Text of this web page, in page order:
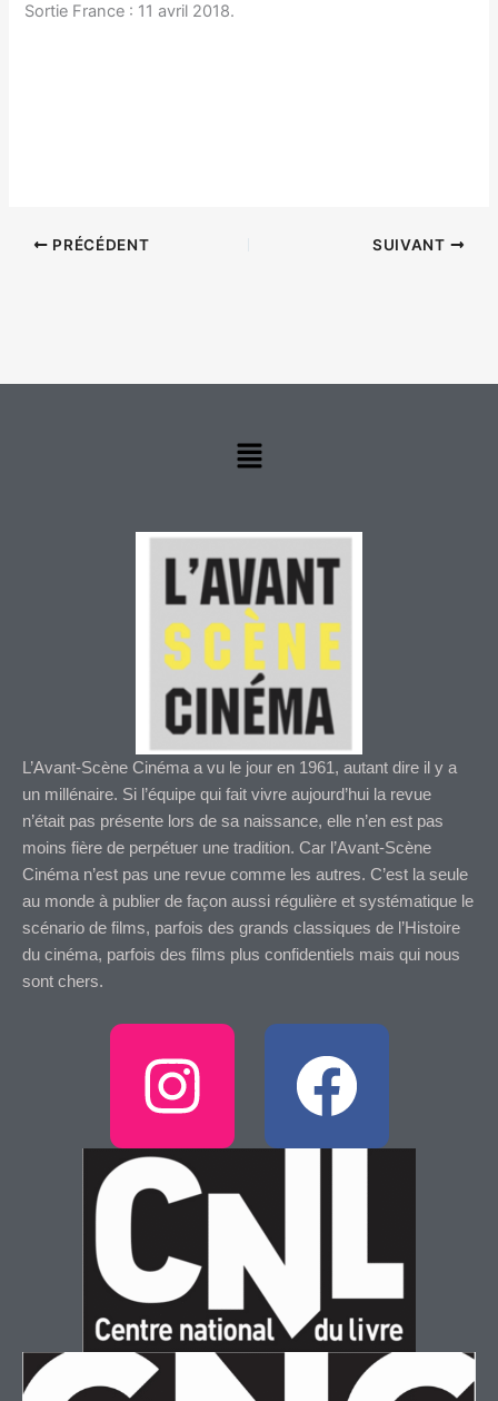
Sortie France : 11 avril 2018.
PRÉCÉDENT SUIVANT
Menu
L’Avant-Scène Cinéma a vu le jour en 1961, autant dire il y a
un millénaire. Si l’équipe qui fait vivre aujourd’hui la revue
n’était pas présente lors de sa naissance, elle n’en est pas
moins fière de perpétuer une tradition. Car l’Avant-Scène
Cinéma n’est pas une revue comme les autres. C’est la seule
au monde à publier de façon aussi régulière et systématique le
scénario de films, parfois des grands classiques de l’Histoire
du cinéma, parfois des films plus confidentiels mais qui nous
sont chers.
I
n
s
t
a
g
F
a
b
o